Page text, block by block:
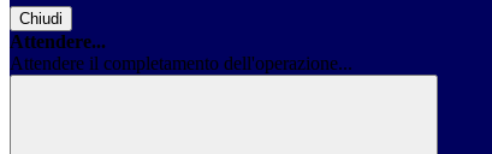
Chiudi
Attendere...
Attendere il completamento dell'operazione...